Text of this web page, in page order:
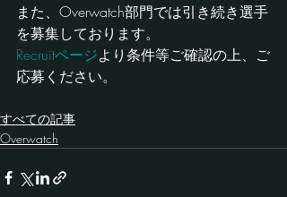
また、Overwatch部門では引き続き選手
を募集しております。
Recruitページより条件等ご確認の上、ご
応募ください。
すべての記事
Overwatch